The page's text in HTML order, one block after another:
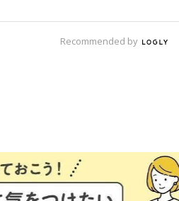
Recommended by